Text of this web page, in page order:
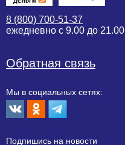
8 (800) 700-51-37
ежедневно с 9.00 до 21.00
Обратная связь
Мы в социальных сетях:
Подпишиcь на новости